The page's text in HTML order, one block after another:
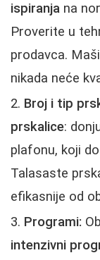
ispiranja na
Proverite u
prodavca.
nikada neće
Broj i tip
prskalice:
plafonu, koji
Talasaste
efikasnije od
Programi:
intenzivni